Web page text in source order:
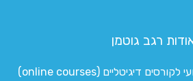
רגב גוטמן
המרכז המוביל והמקצועי לקורסים דיגיטליים (online courses)